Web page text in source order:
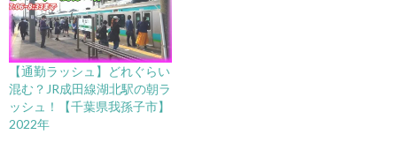
【通勤ラッシュ】どれぐらい
混む？JR成田線湖北駅の朝ラ
ッシュ！【千葉県我孫子市】
2022年